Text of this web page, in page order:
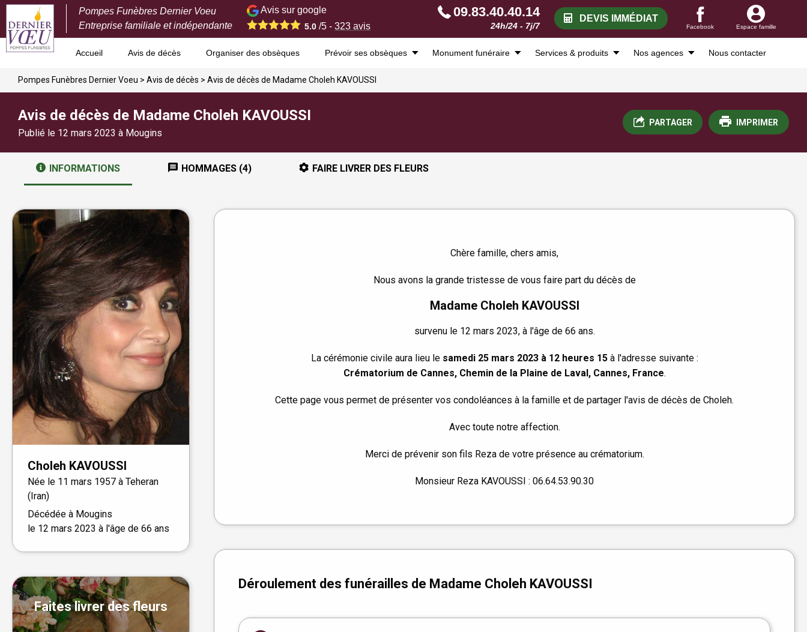
Pompes Funèbres Dernier Voeu
Entreprise familiale et indépendante
Avis sur google
5.0 /5 - 323 avis
09.83.40.40.14
24h/24 - 7j/7
DEVIS IMMÉDIAT
Facebook Espace famille
Accueil Avis de décès Organiser des obsèques Prévoir ses obsèques Monument funéraire Services & produits Nos agences Nous contacter
Pompes Funèbres Dernier Voeu > Avis de décès > Avis de décès de Madame Choleh KAVOUSSI
Avis de décès de Madame Choleh KAVOUSSI
Publié le 12 mars 2023 à Mougins
PARTAGER IMPRIMER
INFORMATIONS HOMMAGES (4) FAIRE LIVRER DES FLEURS
Choleh KAVOUSSI
Née le 11 mars 1957 à Teheran
(Iran)
Décédée à Mougins
le 12 mars 2023 à l'âge de 66 ans
Faites livrer des fleurs
Chère famille, chers amis,
Nous avons la grande tristesse de vous faire part du décès de
Madame Choleh KAVOUSSI
survenu le 12 mars 2023, à l'âge de 66 ans.
La cérémonie civile aura lieu le samedi 25 mars 2023 à 12 heures 15à l'adresse suivante :
Crématorium de Cannes, Chemin de la Plaine de Laval, Cannes, France.
Cette page vous permet de présenter vos condoléances à la famille et de partager l'avis de décès de Choleh.
Avec toute notre affection.
Merci de prévenir son fils Reza de votre présence au crématorium.
Monsieur Reza KAVOUSSI : 06.64.53.90.30
Déroulement des funérailles de Madame Choleh KAVOUSSI